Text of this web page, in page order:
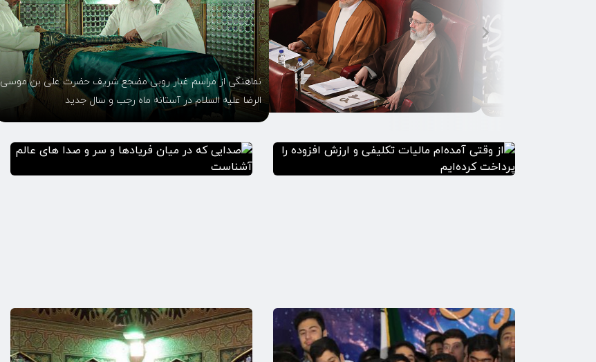
نماهنگی از مراسم غبار روبی مضجع شریف حضرت علی بن موسی
الرضا علیه السلام در آستانه ماه رجب و سال جدید